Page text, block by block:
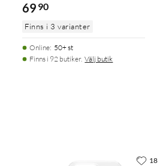
69 90
Finns i 3 varianter
Online: 50+ st
Finns i 92 butiker. Välj butik
18